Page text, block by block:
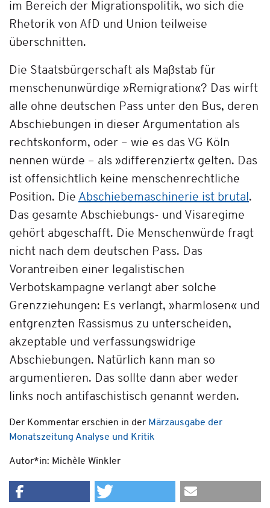
im Bereich der Migrationspolitik, wo sich die
Rhetorik von AfD und Union teilweise
überschnitten.
Die Staatsbürgerschaft als Maßstab für
menschenunwürdige »Remigration«? Das wirft
alle ohne deutschen Pass unter den Bus, deren
Abschiebungen in dieser Argumentation als
rechtskonform, oder – wie es das VG Köln
nennen würde – als »differenziert« gelten. Das
ist offensichtlich keine menschenrechtliche
Position. Die Abschiebemaschinerie ist brutal.
Das gesamte Abschiebungs- und Visaregime
gehört abgeschafft. Die Menschenwürde fragt
nicht nach dem deutschen Pass. Das
Vorantreiben einer legalistischen
Verbotskampagne verlangt aber solche
Grenzziehungen: Es verlangt, »harmlosen« und
entgrenzten Rassismus zu unterscheiden,
akzeptable und verfassungswidrige
Abschiebungen. Natürlich kann man so
argumentieren. Das sollte dann aber weder
links noch antifaschistisch genannt werden.
Der Kommentar erschien in der Märzausgabe der
Monatszeitung Analyse und Kritik
Autor*in: Michèle Winkler